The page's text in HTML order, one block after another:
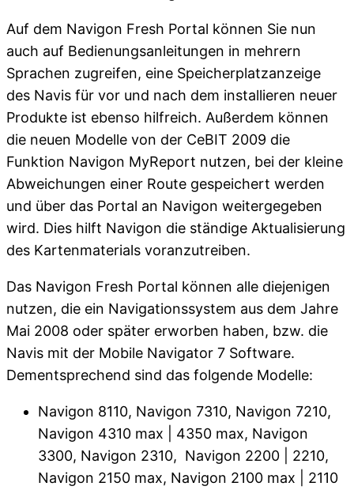
Auf dem Navigon Fresh Portal können Sie nun
auch auf Bedienungsanleitungen in mehrern
Sprachen zugreifen, eine Speicherplatzanzeige
des Navis für vor und nach dem installieren neuer
Produkte ist ebenso hilfreich. Außerdem können
die neuen Modelle von der CeBIT 2009 die
Funktion Navigon MyReport nutzen, bei der kleine
Abweichungen einer Route gespeichert werden
und über das Portal an Navigon weitergegeben
wird. Dies hilft Navigon die ständige Aktualisierung
des Kartenmaterials voranzutreiben.
Das Navigon Fresh Portal können alle diejenigen
nutzen, die ein Navigationssystem aus dem Jahre
Mai 2008 oder später erworben haben, bzw. die
Navis mit der Mobile Navigator 7 Software.
Dementsprechend sind das folgende Modelle:
Navigon 8110, Navigon 7310, Navigon 7210,
Navigon 4310 max | 4350 max, Navigon
3300, Navigon 2310, Navigon 2200 | 2210,
Navigon 2150 max, Navigon 2100 max | 2110